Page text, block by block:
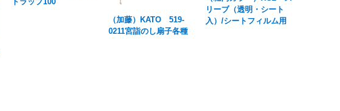
（加藤）KATO 519-
0211宮詣のし扇子各種
リーブ（透明・シート
入）/シートフィルム用